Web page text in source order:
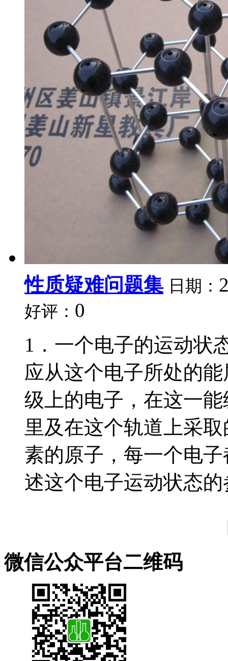
性质疑难问题集 日期：
好评： 0
1．一个电子的运动状
应从这个电子所处的
级上的电子，在这一
里及在这个轨道上采
素的原子，每一个电
述这个电子运动状态的
微信公众平台二维码